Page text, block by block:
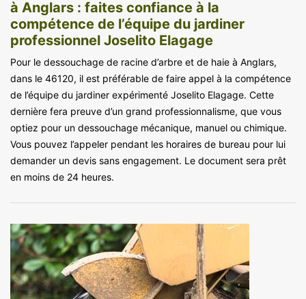
à Anglars : faites confiance à la
compétence de l’équipe du jardiner
professionnel Joselito Elagage
Pour le dessouchage de racine d’arbre et de haie à Anglars,
dans le 46120, il est préférable de faire appel à la compétence
de l’équipe du jardiner expérimenté Joselito Elagage. Cette
dernière fera preuve d’un grand professionnalisme, que vous
optiez pour un dessouchage mécanique, manuel ou chimique.
Vous pouvez l’appeler pendant les horaires de bureau pour lui
demander un devis sans engagement. Le document sera prêt
en moins de 24 heures.